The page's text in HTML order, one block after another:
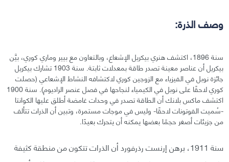
وصف الذرة:
سنة 1896، اكتشف هنري بيكريل الإشعاع، وبالتعاون مع بيير وماري كوري، بيَّن
بيكريل أن عناصر معينة تصدر طاقة بمعدلات ثابتة. سنة 1903 تشارك بيكريل
جائزة نوبل في الفيزياء مع الزوجين كوري لاكتشافه النشاط الإشعاعي (حصلت
كوري لاحقًا على نوبل في الكيمياء لنجاحها في فصل عنصر الراديوم). سنة 1900
اكتشف ماكس بلانك أن الطاقة تصدر في وحدات غامضة أطلق عليها الكوانتا
-سُميت الفوتونات لاحقًا- وليس في موجات مستمرة، وتبين أن الذرات تتألف
من جزيئات أصغر حجمًا بعضها يمكنه أن يتحرك بعيدًا.
سنة 1911، برهن إرنست رذرفورد أن الذرات تتكون من منطقة كثيفة